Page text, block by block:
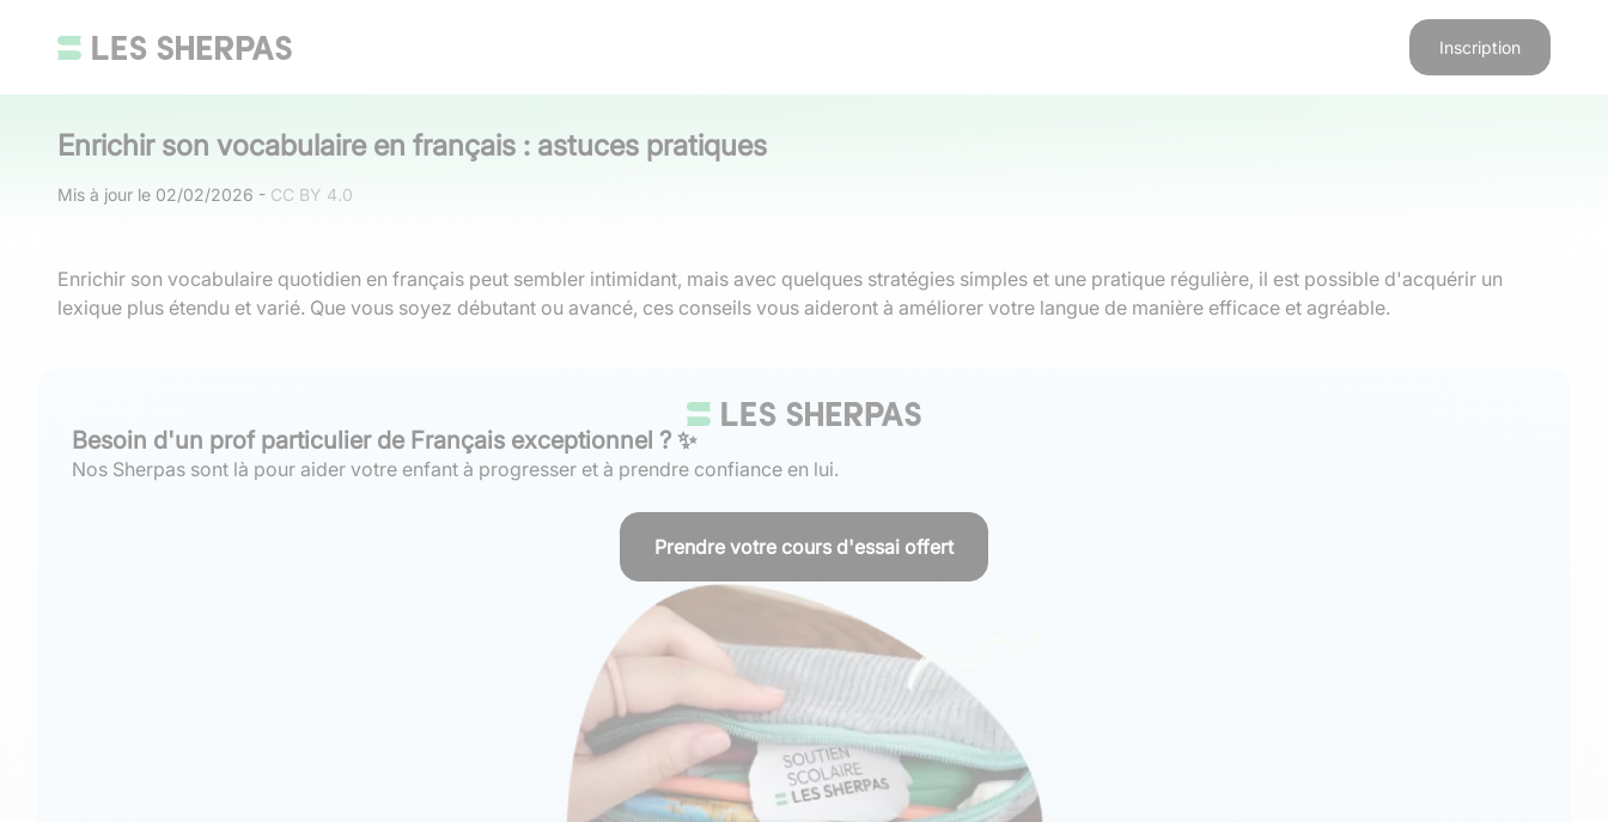
Inscription
Enrichir son vocabulaire en français : astuces pratiques
Mis à jour le 02/02/2026 - CC BY 4.0
Enrichir son vocabulaire quotidien en français peut sembler intimidant, mais avec quelques stratégies simples et une pratique régulière, il est possible d'acquérir un
lexique plus étendu et varié. Que vous soyez débutant ou avancé, ces conseils vous aideront à améliorer votre langue de manière efficace et agréable.
Besoin d'un prof particulier de Français exceptionnel ? ✨
Nos Sherpas sont là pour aider votre enfant à progresser et à prendre confiance en lui.
Prendre votre cours d'essai offert